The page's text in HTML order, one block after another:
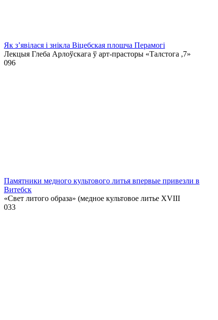
Як з’явілася і знікла Віцебская плошча Перамогі
Лекцыя Глеба Арлоўскага ў арт-прасторы «Талстога ,7»
096
Памятники медного культового литья впервые привезли в
Витебск
«Свет литого образа» (медное культовое литье XVIII
033